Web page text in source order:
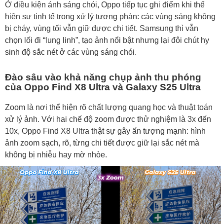
Ở điều kiện ánh sáng chói, Oppo tiếp tục ghi điểm khi thể
hiện sự tinh tế trong xử lý tương phản: các vùng sáng không
bị cháy, vùng tối vẫn giữ được chi tiết. Samsung thì vẫn
chọn lối đi “lung linh”, tạo ảnh nổi bật nhưng lại đôi chút hy
sinh độ sắc nét ở các vùng sáng chói.
Đào sâu vào khả năng chụp ảnh thu phóng
của Oppo Find X8 Ultra và Galaxy S25 Ultra
Zoom là nơi thể hiện rõ chất lượng quang học và thuật toán
xử lý ảnh. Với hai chế độ zoom được thử nghiệm là 3x đến
10x, Oppo Find X8 Ultra thật sự gây ấn tượng mạnh: hình
ảnh zoom sạch, rõ, từng chi tiết được giữ lại sắc nét mà
không bị nhiễu hay mờ nhòe.